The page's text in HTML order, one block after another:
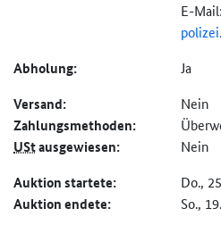
E-Mail:
Abholung: Ja
Versand: Nein
Zahlungs­methoden:
UStausgewiesen: Nein
Auktion startete: Do.,
Auktion endete: So.,